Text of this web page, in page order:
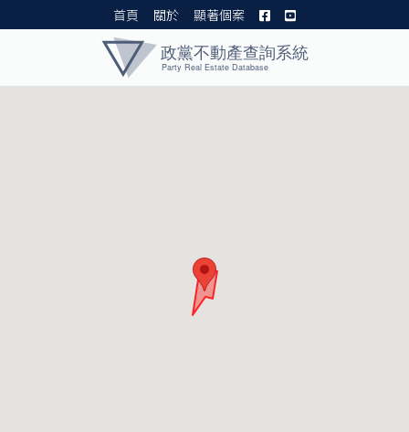
首頁 關於 顯著個案